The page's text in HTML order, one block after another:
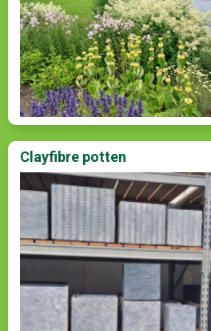
Clayfibre potten